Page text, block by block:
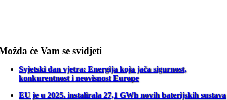
će Vam se svidjeti
Svjetski dan vjetra: Energija koja jača sigurnost,
konkurentnost i neovisnost Europe
EU je u 2025. instalirala 27,1 GWh novih baterijskih sustava